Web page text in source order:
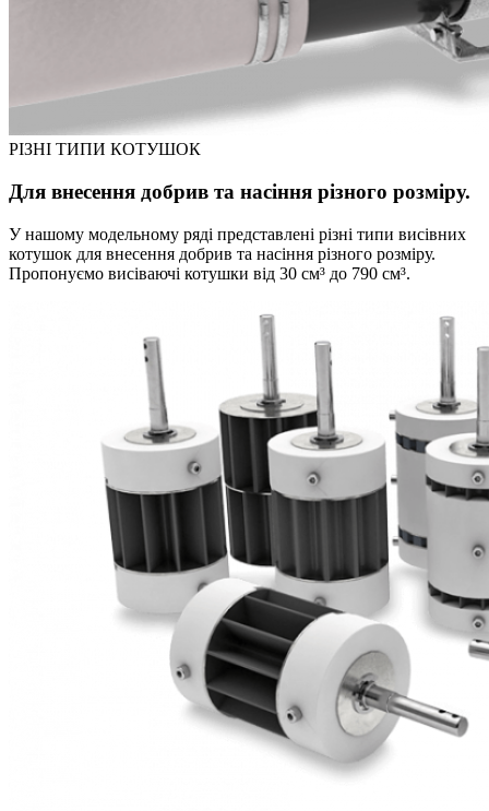
РІЗНІ ТИПИ КОТУШОК
Для внесення добрив та насіння різного розміру.
У нашому модельному ряді представлені різні типи висівних
котушок для внесення добрив та насіння різного розміру.
Пропонуємо висіваючі котушки від 30 см³ до 790 см³.